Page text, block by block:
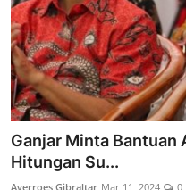
Politik
Redaksi
Olahraga
Nasional
Lainya
Ganjar Minta Bantuan
Hitungan Su...
Averroes Gibraltar Mar 11, 2024 0